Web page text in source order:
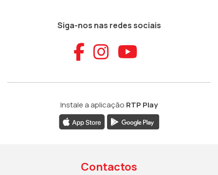
Siga-nos nas redes sociais
Aceder ao
Aceder ao
Aceder
Instale a aplicação RTP Play
Contactos